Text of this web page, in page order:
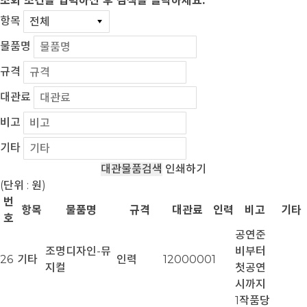
항목
물품명
규격
대관료
비고
기타
대관물품검색 인쇄하기
(단위 : 원)
번
호
항목 물품명 규격 대관료 인력 비고 기타
26 기타
조명디자인-뮤
지컬
인력 12000001
공연준
비부터
첫공연
시까지
1작품당